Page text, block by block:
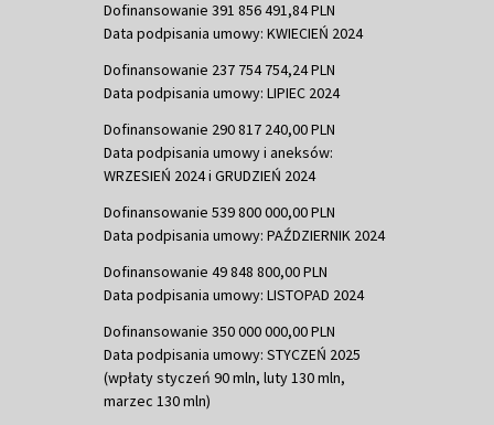
Dofinansowanie 391 856 491,84 PLN
Data podpisania umowy: KWIECIEŃ 2024
Dofinansowanie 237 754 754,24 PLN
Data podpisania umowy: LIPIEC 2024
Dofinansowanie 290 817 240,00 PLN
Data podpisania umowy i aneksów:
WRZESIEŃ 2024 i GRUDZIEŃ 2024
Dofinansowanie 539 800 000,00 PLN
Data podpisania umowy: PAŹDZIERNIK 2024
Dofinansowanie 49 848 800,00 PLN
Data podpisania umowy: LISTOPAD 2024
Dofinansowanie 350 000 000,00 PLN
Data podpisania umowy: STYCZEŃ 2025
(wpłaty styczeń 90 mln, luty 130 mln,
marzec 130 mln)